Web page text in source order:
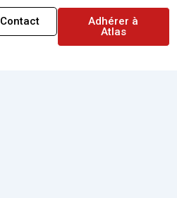
Contact
Adhérer à
Atlas